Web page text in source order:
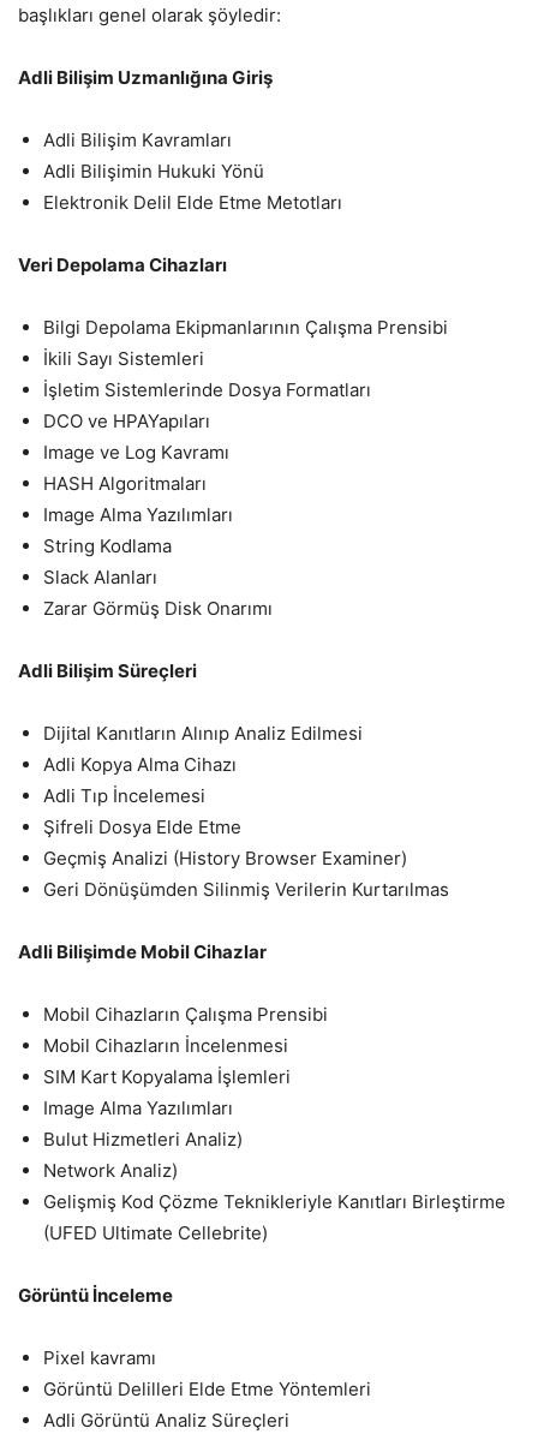
başlıkları genel olarak şöyledir:
Adli Bilişim Uzmanlığına Giriş
Adli Bilişim Kavramları
Adli Bilişimin Hukuki Yönü
Elektronik Delil Elde Etme Metotları
Veri Depolama Cihazları
Bilgi Depolama Ekipmanlarının Çalışma Prensibi
İkili Sayı Sistemleri
İşletim Sistemlerinde Dosya Formatları
DCO ve HPAYapıları
Image ve Log Kavramı
HASH Algoritmaları
Image Alma Yazılımları
String Kodlama
Slack Alanları
Zarar Görmüş Disk Onarımı
Adli Bilişim Süreçleri
Dijital Kanıtların Alınıp Analiz Edilmesi
Adli Kopya Alma Cihazı
Adli Tıp İncelemesi
Şifreli Dosya Elde Etme
Geçmiş Analizi (History Browser Examiner)
Geri Dönüşümden Silinmiş Verilerin Kurtarılmas
Adli Bilişimde Mobil Cihazlar
Mobil Cihazların Çalışma Prensibi
Mobil Cihazların İncelenmesi
SIM Kart Kopyalama İşlemleri
Image Alma Yazılımları
Bulut Hizmetleri Analiz)
Network Analiz)
Gelişmiş Kod Çözme Teknikleriyle Kanıtları Birleştirme
(UFED Ultimate Cellebrite)
Görüntü İnceleme
Pixel kavramı
Görüntü Delilleri Elde Etme Yöntemleri
Adli Görüntü Analiz Süreçleri